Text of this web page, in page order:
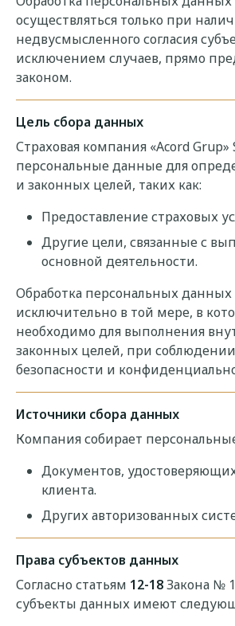
осуществляться только при
недвусмысленного согласия
исключением случаев, прямо
законом.
Цель сбора данных
Страховая компания «Acord Grup»
персональные данные для
и законных целей, таких как:
Предоставление страховых
Другие цели, связанные с
основной деятельности.
Обработка персональных данных
исключительно в той мере, в
необходимо для выполнения
законных целей, при
безопасности и
Источники сбора данных
Компания собирает
Документов,
клиента.
Других авторизованных
Права субъектов данных
Согласно статьям 12-18Закона №
субъекты данных имеют